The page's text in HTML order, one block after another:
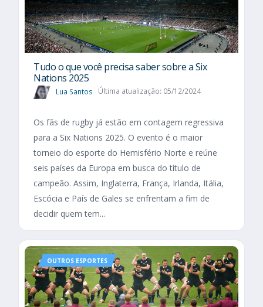
Tudo o que você precisa saber sobre a Six
Nations 2025​
Lua Santos Última atualização: 05/12/2024
Os fãs de rugby já estão em contagem regressiva
para a Six Nations 2025. O evento é o maior
torneio do esporte do Hemisfério Norte e reúne
seis países da Europa em busca do título de
campeão. Assim, Inglaterra, França, Irlanda, Itália,
Escócia e País de Gales se enfrentam a fim de
decidir quem tem...
OUTROS ESPORTES